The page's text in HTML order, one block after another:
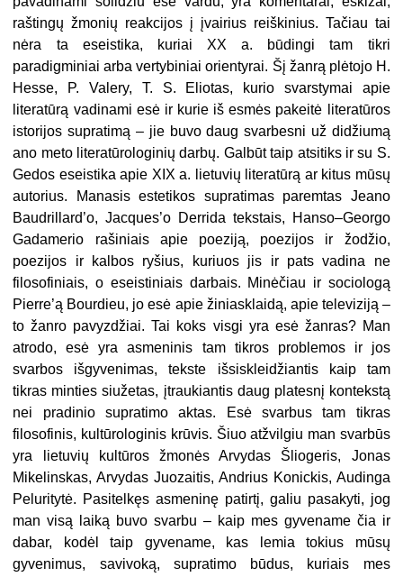
raštingų žmonių reakcijos į įvairius reiškinius. Tačiau tai
nėra ta eseistika, kuriai XX a. būdingi tam tikri
paradigminiai arba vertybiniai orientyrai. Šį žanrą plėtojo H.
Hesse, P. Valery, T. S. Eliotas, kurio svarstymai apie
literatūrą vadinami esė ir kurie iš esmės pakeitė literatūros
istorijos supratimą – jie buvo daug svarbesni už didžiumą
ano meto literatūrologinių darbų. Galbūt taip atsitiks ir su S.
Gedos eseistika apie XIX a. lietuvių literatūrą ar kitus mūsų
autorius. Manasis estetikos supratimas paremtas Jeano
Baudrillard’o, Jacques’o Derrida tekstais, Hanso–Georgo
Gadamerio rašiniais apie poeziją, poezijos ir žodžio,
poezijos ir kalbos ryšius, kuriuos jis ir pats vadina ne
filosofiniais, o eseistiniais darbais. Minėčiau ir sociologą
Pierre’ą Bourdieu, jo esė apie žiniasklaidą, apie televiziją –
to žanro pavyzdžiai. Tai koks visgi yra esė žanras? Man
atrodo, esė yra asmeninis tam tikros problemos ir jos
svarbos išgyvenimas, tekste išsiskleidžiantis kaip tam
tikras minties siužetas, įtraukiantis daug platesnį kontekstą
nei pradinio supratimo aktas. Esė svarbus tam tikras
filosofinis, kultūrologinis krūvis. Šiuo atžvilgiu man svarbūs
yra lietuvių kultūros žmonės Arvydas Šliogeris, Jonas
Mikelinskas, Arvydas Juozaitis, Andrius Konickis, Audinga
Peluritytė. Pasitelkęs asmeninę patirtį, galiu pasakyti, jog
man visą laiką buvo svarbu – kaip mes gyvename čia ir
dabar, kodėl taip gyvename, kas lemia tokius mūsų
gyvenimus, savivoką, supratimo būdus, kuriais mes